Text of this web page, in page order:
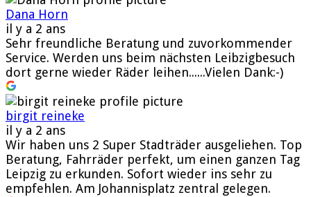
Dana Horn
il y a 2 ans
Sehr freundliche Beratung und zuvorkommender
Service. Werden uns beim nächsten Leibzigbesuch
dort gerne wieder Räder leihen......Vielen Dank:-)
birgit reineke
il y a 2 ans
Wir haben uns 2 Super Stadträder ausgeliehen. Top
Beratung, Fahrräder perfekt, um einen ganzen Tag
Leipzig zu erkunden. Sofort wieder ins sehr zu
empfehlen. Am Johannisplatz zentral gelegen.